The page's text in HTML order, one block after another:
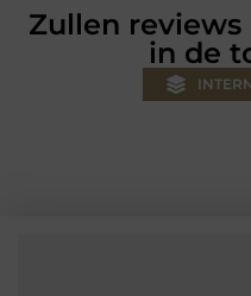
Zullen
in de